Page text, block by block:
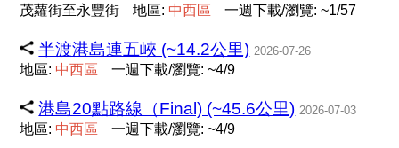
茂蘿街至永豐街 地區: 中西區 一週下載/瀏覽: ~1/57
半渡港島連五峽 (~14.2公里) 2026-07-26
地區: 中西區 一週下載/瀏覽: ~4/9
港島20點路線（Final) (~45.6公里) 2026-07-03
地區: 中西區 一週下載/瀏覽: ~4/9